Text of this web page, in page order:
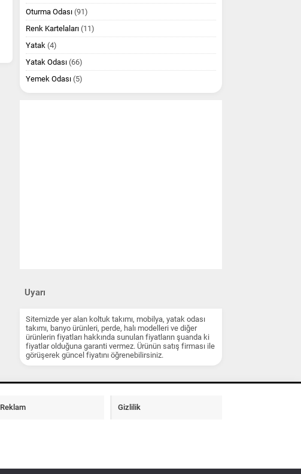
Oturma Odası (91)
Renk Kartelaları (11)
Yatak (4)
Yatak Odası (66)
Yemek Odası (5)
Uyarı
Sitemizde yer alan koltuk takımı, mobilya, yatak odası
takımı, banyo ürünleri, perde, halı modelleri ve diğer
ürünlerin fiyatları hakkında sunulan fiyatların şuanda ki
fiyatlar olduğuna garanti vermez. Ürünün satış firması ile
görüşerek güncel fiyatını öğrenebilirsiniz.
Reklam Gizlilik